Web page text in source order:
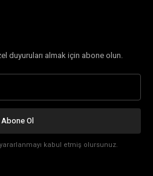
duyuruları almak için abone olun.
Abone Ol
kabul etmiş olursunuz.